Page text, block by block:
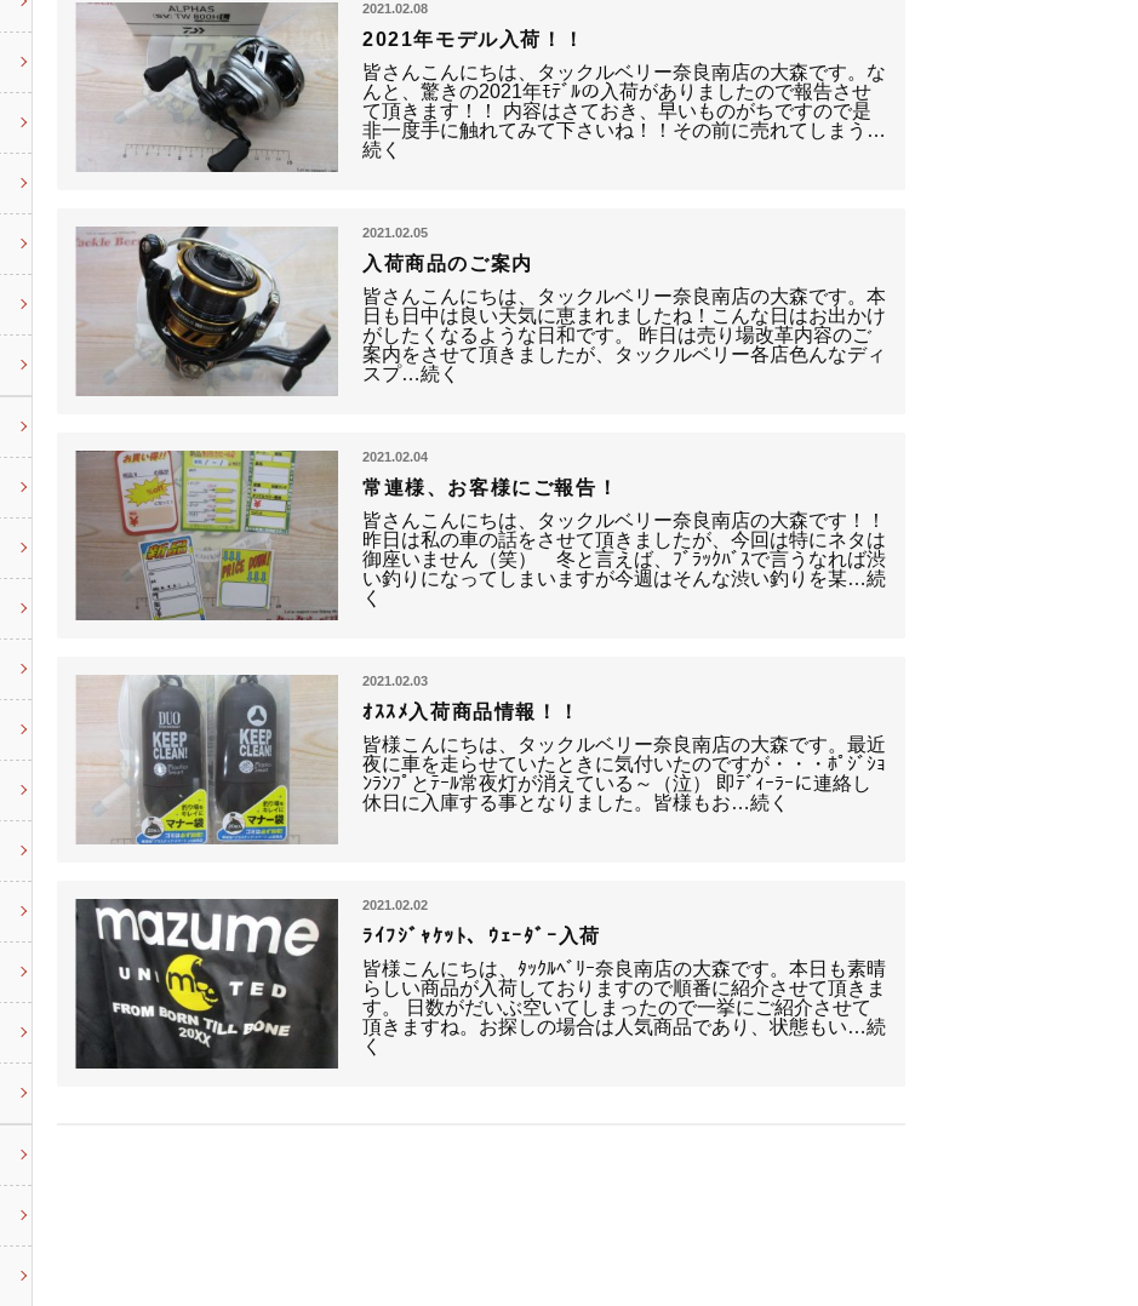
2021.02.08
2021年モデル入荷！！
皆さんこんにちは、タックルベリー奈良南店の大森です。な
んと、驚きの2021年ﾓﾃﾞﾙの入荷がありましたので報告させ
て頂きます！！ 内容はさておき、早いものがちですので是
非一度手に触れてみて下さいね！！その前に売れてしまう…
続く
2021.02.05
入荷商品のご案内
皆さんこんにちは、タックルベリー奈良南店の大森です。本
日も日中は良い天気に恵まれましたね！こんな日はお出かけ
がしたくなるような日和です。 昨日は売り場改革内容のご
案内をさせて頂きましたが、タックルベリー各店色んなディ
スプ…続く
2021.02.04
常連様、お客様にご報告！
皆さんこんにちは、タックルベリー奈良南店の大森です！！
昨日は私の車の話をさせて頂きましたが、今回は特にネタは
御座いません（笑） 冬と言えば、ﾌﾞﾗｯｸﾊﾞｽで言うなれば渋
い釣りになってしまいますが今週はそんな渋い釣りを某…続
く
2021.02.03
ｵｽｽﾒ入荷商品情報！！
皆様こんにちは、タックルベリー奈良南店の大森です。最近
夜に車を走らせていたときに気付いたのですが・・・ﾎﾟｼﾞｼｮ
ﾝﾗﾝﾌﾟとﾃｰﾙ常夜灯が消えている～（泣） 即ﾃﾞｨｰﾗｰに連絡し
休日に入庫する事となりました。皆様もお…続く
2021.02.02
ﾗｲﾌｼﾞｬｹｯﾄ、ｳｪｰﾀﾞｰ入荷
皆様こんにちは、ﾀｯｸﾙﾍﾞﾘｰ奈良南店の大森です。本日も素晴
らしい商品が入荷しておりますので順番に紹介させて頂きま
す。 日数がだいぶ空いてしまったので一挙にご紹介させて
頂きますね。お探しの場合は人気商品であり、状態もい…続
く